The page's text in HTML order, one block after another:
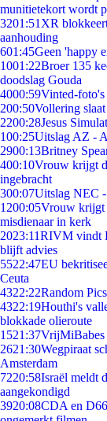
munitietekort wordt
3201:51 XR
aanhouding
601:45Geen 'happy
1001:22Broer 135
doodslag Gouda
4000:59Vinted-foto's
200:50Vollering
2200:28Jesus
100:25Uitslag AZ -
2900:13Britney
400:10Vrouw krijgt
ingebracht
300:07Uitslag NEC -
1200:05Vrouw krijgt
misdienaar in kerk
2023:11RIVM vindt
blijft advies
5522:47EU
Ceuta
4322:22Random
4322:19Houthi's
blokkade olieroute
1521:37
2621:30Wegpiraat
Amsterdam
7220:58Israël meldt
aangekondigd
3920:08CDA en